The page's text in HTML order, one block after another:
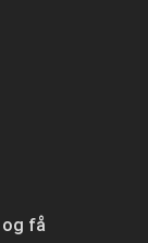
og få